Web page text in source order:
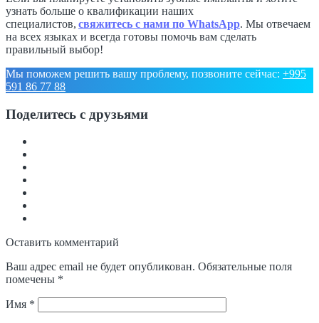
узнать больше о квалификации наших
специалистов, свяжитесь с нами по WhatsApp. Мы отвечаем
на всех языках и всегда готовы помочь вам сделать
правильный выбор!
Мы поможем решить вашу проблему, позвоните сейчас: +995
591 86 77 88
Поделитесь с друзьями
Оставить комментарий
Ваш адрес email не будет опубликован. Обязательные поля
помечены *
Имя *